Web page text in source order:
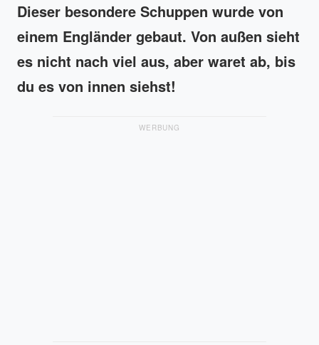
Dieser besondere Schuppen wurde von
einem Engländer gebaut. Von außen sieht
es nicht nach viel aus, aber waret ab, bis
du es von innen siehst!
WERBUNG